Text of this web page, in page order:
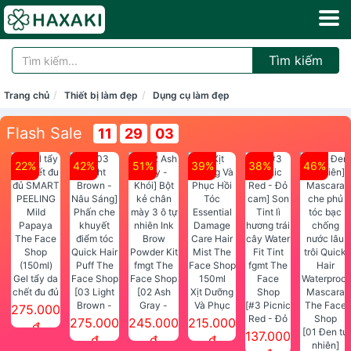
Tìm kiếm
Trang chủ Thiết bị làm đẹp Dụng cụ làm đẹp
Flash Sale 11 29 03
22%
Gel tẩy da
chết đu đủ
SMART
PEELING
275.000
đ
42%
[03 Light
Brown -
Nâu Sáng]
Phấn che
275.000
đ
51%
[02 Ash
Gray -
Khói] Bột
kẻ chân
245.000
đ
39%
Xịt Dưỡng
Và Phục
Hồi Tóc
Essential
215.000
đ
38%
[#3 Picnic
Red - Đỏ
cam] Son
137.000
46%
[01 Đen tự
nhiên]